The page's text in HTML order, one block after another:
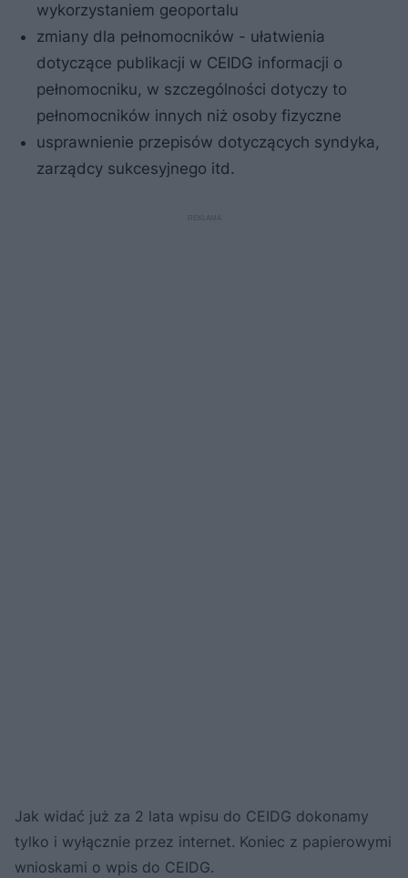
wykorzystaniem geoportalu
zmiany dla pełnomocników - ułatwienia
dotyczące publikacji w CEIDG informacji o
pełnomocniku, w szczególności dotyczy to
pełnomocników innych niż osoby fizyczne
usprawnienie przepisów dotyczących syndyka,
zarządcy sukcesyjnego itd.
Jak widać już za 2 lata wpisu do CEIDG dokonamy
tylko i wyłącznie przez internet. Koniec z papierowymi
wnioskami o wpis do CEIDG.